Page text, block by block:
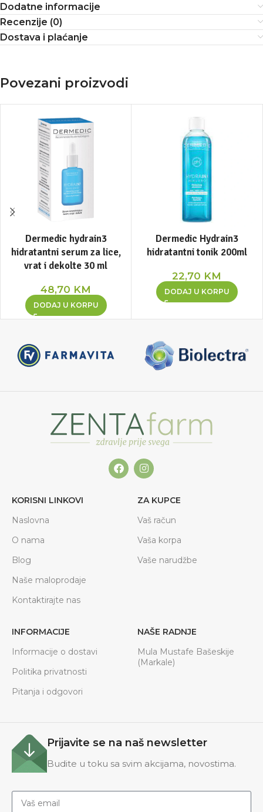
Dodatne informacije
Recenzije (0)
Dostava i plaćanje
Povezani proizvodi
Dermedic hydrain3
hidratantni serum za lice,
vrat i dekolte 30 ml
48,70 KM
DODAJ U KORPU
Dermedic Hydrain3
hidratantni tonik 200ml
22,70 KM
DODAJ U KORPU
KORISNI LINKOVI
Naslovna
O nama
Blog
Naše maloprodaje
Kontaktirajte nas
ZA KUPCE
Vaš račun
Vaša korpa
Vaše narudžbe
INFORMACIJE
Informacije o dostavi
Politika privatnosti
Pitanja i odgovori
NAŠE RADNJE
Mula Mustafe Bašeskije
(Markale)
Prijavite se na naš newsletter
Budite u toku sa svim akcijama, novostima.